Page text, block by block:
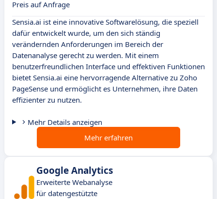
Preis auf Anfrage
Sensia.ai ist eine innovative Softwarelösung, die speziell
dafür entwickelt wurde, um den sich ständig
verändernden Anforderungen im Bereich der
Datenanalyse gerecht zu werden. Mit einem
benutzerfreundlichen Interface und effektiven Funktionen
bietet Sensia.ai eine hervorragende Alternative zu Zoho
PageSense und ermöglicht es Unternehmen, ihre Daten
effizienter zu nutzen.
Mehr Details anzeigen
Mehr erfahren
Google Analytics
Erweiterte Webanalyse
für datengestützte